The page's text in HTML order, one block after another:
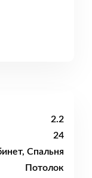
2.2
24
Спальня
Потолок